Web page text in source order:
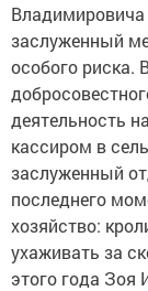
Владимировича
заслуженный
особого риска.
деятельность
кассиром в
заслуженный
последнего
хозяйство:
ухаживать за
этого года Зоя